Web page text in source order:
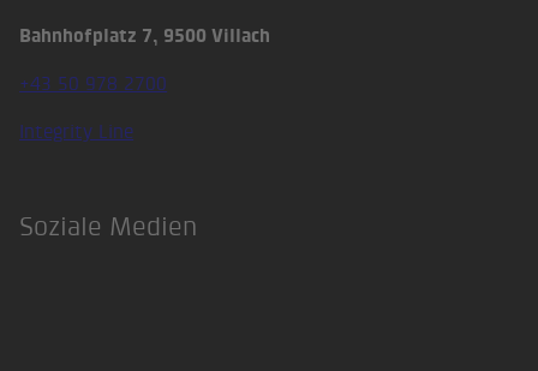
Bahnhofplatz 7, 9500 Villach
+43 50 978 2700
Integrity Line
Soziale Medien